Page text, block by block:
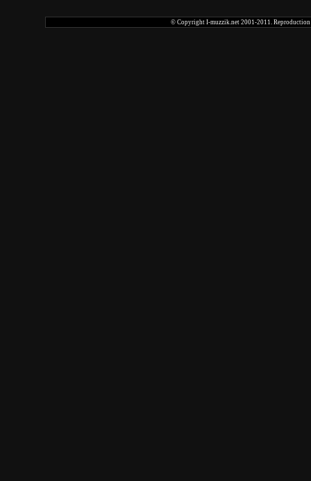
© Copyright I-muzzik.net 2001-2011. Reproduction